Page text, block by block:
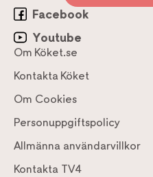
Facebook
Youtube
Om Köket.se
Kontakta Köket
Om Cookies
Personuppgiftspolicy
Allmänna användarvillkor
Kontakta TV4